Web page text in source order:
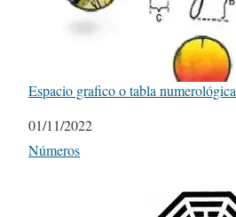
Espacio grafico o tabla numerológica
Fecha
01/11/2022
Respecto a
Números